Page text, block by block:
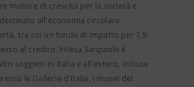
motore di crescita per la società e
all'economia circolare.
tra cui un fondo di impatto per 1,5
al credito. Intesa Sanpaolo è
soggetti in Italia e all'estero, incluse
le Gallerie d'Italia, i musei del